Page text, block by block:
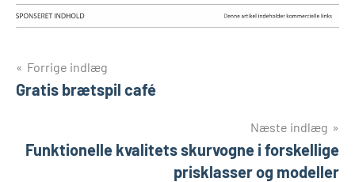
Indlægsnavigation
Forrige indlæg
Gratis brætspil café
Næste indlæg
Funktionelle kvalitets skurvogne i forskellige
prisklasser og modeller